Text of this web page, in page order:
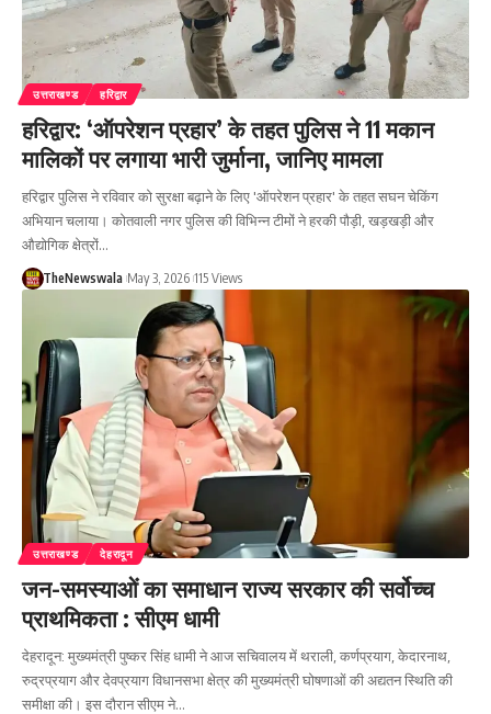
उत्तराखण्ड हरिद्वार
हरिद्वार: ‘ऑपरेशन प्रहार’ के तहत पुलिस ने 11 मकान
मालिकों पर लगाया भारी जुर्माना, जानिए मामला
हरिद्वार पुलिस ने रविवार को सुरक्षा बढ़ाने के लिए 'ऑपरेशन प्रहार' के तहत सघन चेकिंग
अभियान चलाया। कोतवाली नगर पुलिस की विभिन्न टीमों ने हरकी पौड़ी, खड़खड़ी और
औद्योगिक क्षेत्रों…
TheNewswala May 3, 2026 115 Views
उत्तराखण्ड देहरादून
जन-समस्याओं का समाधान राज्य सरकार की सर्वोच्च
प्राथमिकता : सीएम धामी
देहरादून: मुख्यमंत्री पुष्कर सिंह धामी ने आज सचिवालय में थराली, कर्णप्रयाग, केदारनाथ,
रुद्रप्रयाग और देवप्रयाग विधानसभा क्षेत्र की मुख्यमंत्री घोषणाओं की अद्यतन स्थिति की
समीक्षा की। इस दौरान सीएम ने…